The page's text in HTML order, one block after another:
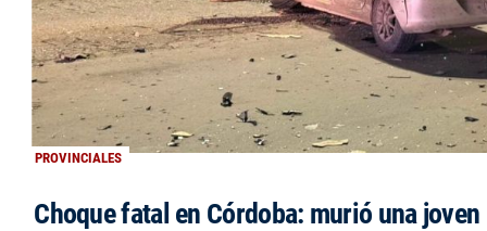
PROVINCIALES
Choque fatal en Córdoba: murió una